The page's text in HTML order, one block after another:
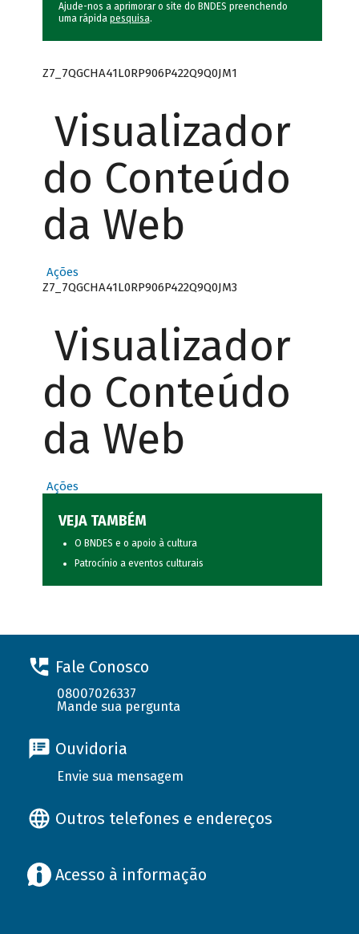
Ajude-nos a aprimorar o site do BNDES preenchendo
uma rápida pesquisa.
Z7_7QGCHA41L0RP906P422Q9Q0JM1
Visualizador
do Conteúdo
da Web
Ações
Z7_7QGCHA41L0RP906P422Q9Q0JM3
Visualizador
do Conteúdo
da Web
Ações
VEJA TAMBÉM
O BNDES e o apoio à cultura
Patrocínio a eventos culturais
Fale Conosco
08007026337
Mande sua pergunta
Ouvidoria
Envie sua mensagem
Outros telefones e endereços
Acesso à informação